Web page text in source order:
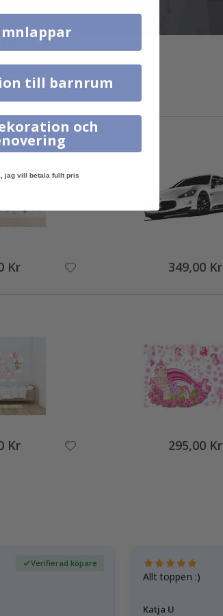
Kr 349,00 Kr
Kr 295,00 Kr
Verifierad köpare
Allt toppen :)
Katja U
till barnrum
och
jag vill betala fullt pris